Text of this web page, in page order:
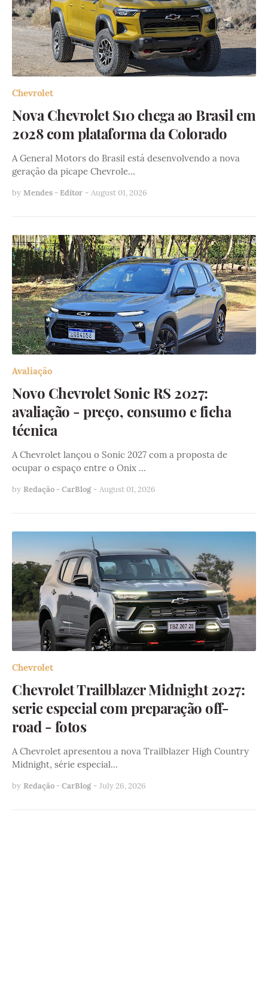
Chevrolet
Nova Chevrolet S10 chega ao Brasil em
2028 com plataforma da Colorado
A General Motors do Brasil está desenvolvendo a nova
geração da picape Chevrole…
by Mendes - Editor - August 01, 2026
Avaliação
Novo Chevrolet Sonic RS 2027:
avaliação - preço, consumo e ficha
técnica
A Chevrolet lançou o Sonic 2027 com a proposta de
ocupar o espaço entre o Onix …
by Redação - CarBlog - August 01, 2026
Chevrolet
Chevrolet Trailblazer Midnight 2027:
serie especial com preparação off-
road - fotos
A Chevrolet apresentou a nova Trailblazer High Country
Midnight, série especial…
by Redação - CarBlog - July 26, 2026